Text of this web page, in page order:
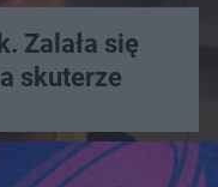
Zalała się
skuterze